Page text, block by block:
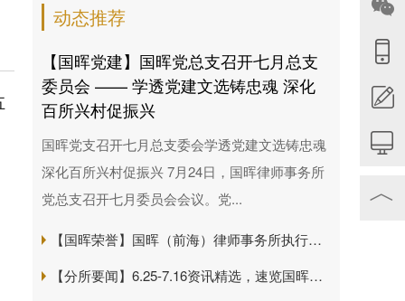
动态推荐
【国晖党建】国晖党总支召开七月总支
委员会 —— 学透党建文选铸忠魂 深化
百所兴村促振兴
国晖党支召开七月总支委会学透党建文选铸忠魂
深化百所兴村促振兴 7月24日，国晖律师事务所
党总支召开七月委员会会议。党...
【国晖荣誉】国晖（前海）律师事务所执行主任赵瑞媛担任前海一带一路法律服务联合会第二届理事会理事
【分所要闻】6.25-7.16资讯精选，速览国晖动态
︿